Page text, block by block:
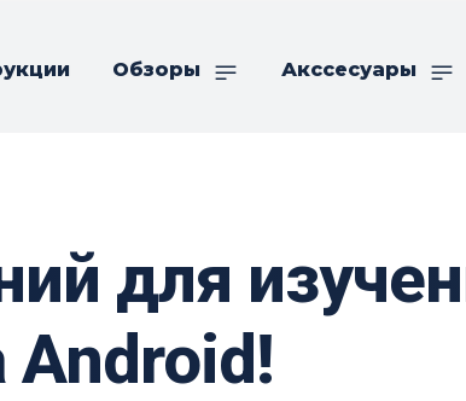
Обзоры Акссесуары
для
Android!